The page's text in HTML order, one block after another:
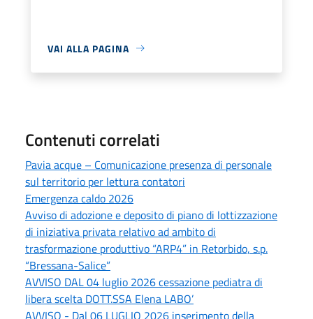
VAI ALLA PAGINA
Contenuti correlati
Pavia acque – Comunicazione presenza di personale
sul territorio per lettura contatori
Emergenza caldo 2026
Avviso di adozione e deposito di piano di lottizzazione
di iniziativa privata relativo ad ambito di
trasformazione produttivo “ARP4” in Retorbido, s.p.
“Bressana-Salice”
AVVISO DAL 04 luglio 2026 cessazione pediatra di
libera scelta DOTT.SSA Elena LABO’
AVVISO - Dal 06 LUGLIO 2026 inserimento della